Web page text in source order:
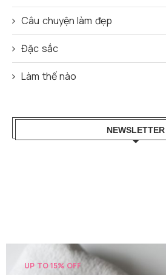
Câu chuyện làm đẹp
Đặc sắc
Làm thế nào
NEWSLETTER
UP TO 15% OFF